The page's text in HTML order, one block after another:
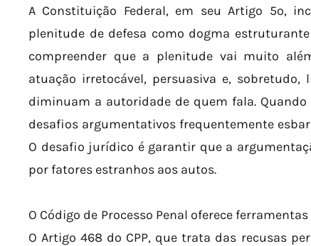
A Constituição Federal, em seu Artigo 5º,
plenitude de defesa como dogma
compreender que a plenitude vai muito
atuação irretocável, persuasiva e,
diminuam a autoridade de quem fala.
desafios argumentativos frequentemente
O desafio jurídico é garantir que a
por fatores estranhos aos autos.
O Código de Processo Penal oferece
O Artigo 468 do CPP, que trata das recusas